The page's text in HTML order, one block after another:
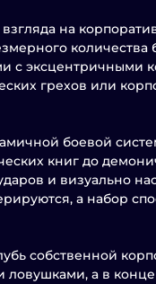
на
с эксцентричными
грехов или
боевой
книг до
и визуально
а набор
собственной
а в